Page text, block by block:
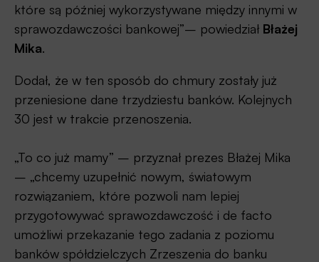
które są później wykorzystywane między innymi w
sprawozdawczości bankowej”– powiedział Błażej
Mika.
Dodał, że w ten sposób do chmury zostały już
przeniesione dane trzydziestu banków. Kolejnych
30 jest w trakcie przenoszenia.
„To co już mamy” – przyznał prezes Błażej Mika
– „chcemy uzupełnić nowym, światowym
rozwiązaniem, które pozwoli nam lepiej
przygotowywać sprawozdawczość i de facto
umożliwi przekazanie tego zadania z poziomu
banków spółdzielczych Zrzeszenia do banku